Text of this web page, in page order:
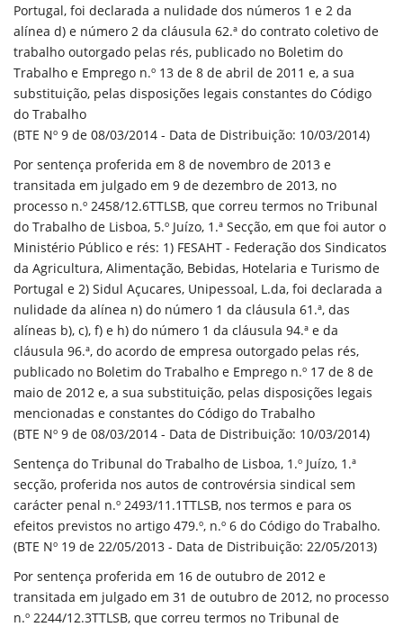
Portugal, foi declarada a nulidade dos números 1 e 2 da
alínea d) e número 2 da cláusula 62.ª do contrato coletivo de
trabalho outorgado pelas rés, publicado no Boletim do
Trabalho e Emprego n.º 13 de 8 de abril de 2011 e, a sua
substituição, pelas disposições legais constantes do Código
do Trabalho
(BTE Nº 9 de 08/03/2014 - Data de Distribuição: 10/03/2014)
Por sentença proferida em 8 de novembro de 2013 e
transitada em julgado em 9 de dezembro de 2013, no
processo n.º 2458/12.6TTLSB, que correu termos no Tribunal
do Trabalho de Lisboa, 5.º Juízo, 1.ª Secção, em que foi autor o
Ministério Público e rés: 1) FESAHT - Federação dos Sindicatos
da Agricultura, Alimentação, Bebidas, Hotelaria e Turismo de
Portugal e 2) Sidul Açucares, Unipessoal, L.da, foi declarada a
nulidade da alínea n) do número 1 da cláusula 61.ª, das
alíneas b), c), f) e h) do número 1 da cláusula 94.ª e da
cláusula 96.ª, do acordo de empresa outorgado pelas rés,
publicado no Boletim do Trabalho e Emprego n.º 17 de 8 de
maio de 2012 e, a sua substituição, pelas disposições legais
mencionadas e constantes do Código do Trabalho
(BTE Nº 9 de 08/03/2014 - Data de Distribuição: 10/03/2014)
Sentença do Tribunal do Trabalho de Lisboa, 1.º Juízo, 1.ª
secção, proferida nos autos de controvérsia sindical sem
carácter penal n.º 2493/11.1TTLSB, nos termos e para os
efeitos previstos no artigo 479.º, n.º 6 do Código do Trabalho.
(BTE Nº 19 de 22/05/2013 - Data de Distribuição: 22/05/2013)
Por sentença proferida em 16 de outubro de 2012 e
transitada em julgado em 31 de outubro de 2012, no processo
n.º 2244/12.3TTLSB, que correu termos no Tribunal de